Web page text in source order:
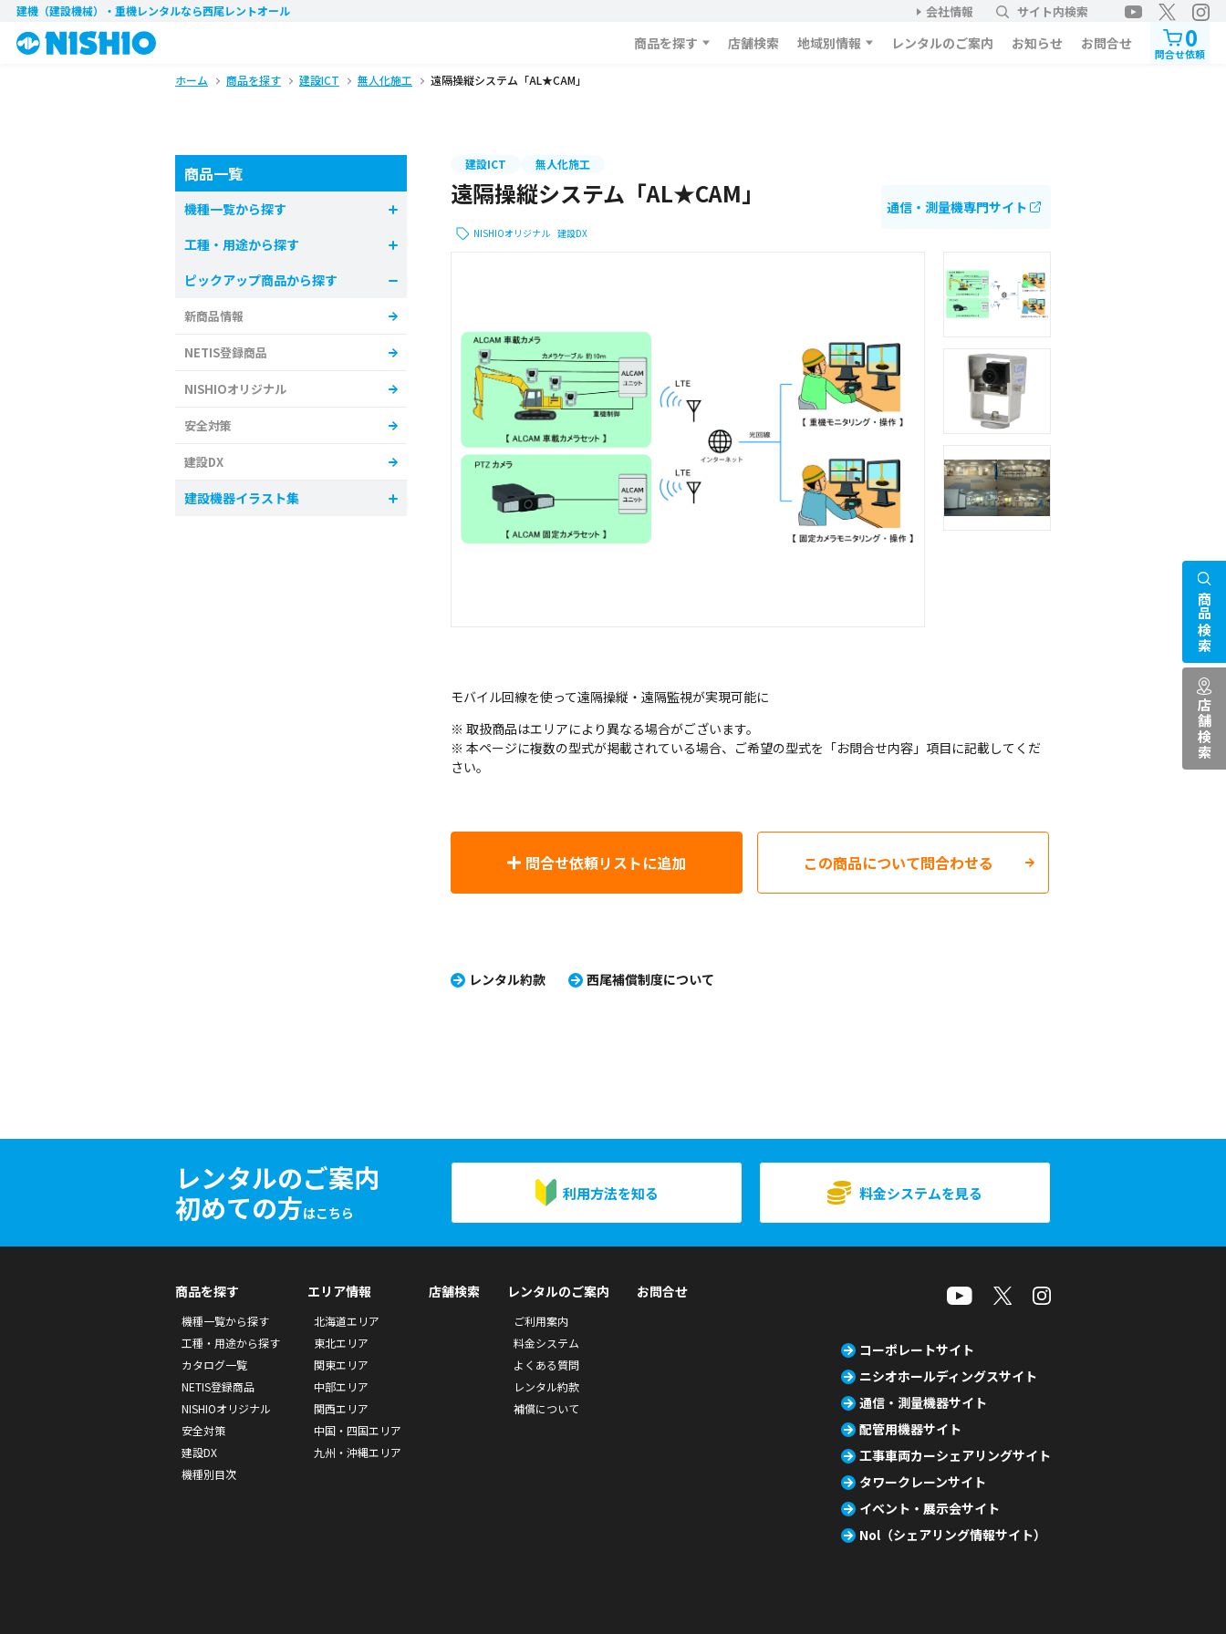
建機（建設機械）・重機レンタルなら西尾レントオール 会社情報 サイト内検索
商品を探す 店舗検索 地域別情報 レンタルのご案内 お知らせ お問合せ 0
問合せ依頼
ホーム 商品を探す 建設ICT 無人化施工 遠隔操縦システム「AL★CAM」
建設ICT 無人化施工
遠隔操縦システム「AL★CAM」
NISHIOオリジナル 建設DX
通信・測量機専門サイト
モバイル回線を使って遠隔操縦・遠隔監視が実現可能に
※ 取扱商品はエリアにより異なる場合がございます。
※ 本ページに複数の型式が掲載されている場合、ご希望の型式を「お問合せ内容」項目に記載してくだ
さい。
問合せ依頼リストに追加 この商品について問合わせる
レンタル約款 西尾補償制度について
商品一覧
機種一覧から探す
工種・用途から探す
ピックアップ商品から探す
新商品情報
NETIS登録商品
NISHIOオリジナル
安全対策
建設DX
建設機器イラスト集
レンタルのご案内
初めての方はこちら
利用方法を知る 料金システムを見る
商品検索
店舗検索
商品を探す
機種一覧から探す
工種・用途から探す
カタログ一覧
NETIS登録商品
NISHIOオリジナル
安全対策
建設DX
機種別目次
エリア情報
北海道エリア
東北エリア
関東エリア
中部エリア
関西エリア
中国・四国エリア
九州・沖縄エリア
店舗検索 レンタルのご案内
ご利用案内
料金システム
よくある質問
レンタル約款
補償について
お問合せ
コーポレートサイト
ニシオホールディングスサイト
通信・測量機器サイト
配管用機器サイト
工事車両カーシェアリングサイト
タワークレーンサイト
イベント・展示会サイト
Nol（シェアリング情報サイト）